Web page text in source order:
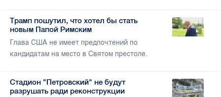
Трамп пошутил, что хотел бы стать
новым Папой Римским
Глава США не имеет предпочтений по
кандидатам на место в Святом престоле.
Стадион "Петровский" не будут
разрушать ради реконструкции